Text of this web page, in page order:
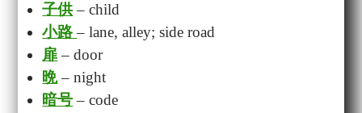
子供– child
小路– lane, alley; side road
扉– door
晩– night
暗号– code